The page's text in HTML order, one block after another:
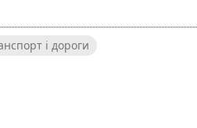
і дороги